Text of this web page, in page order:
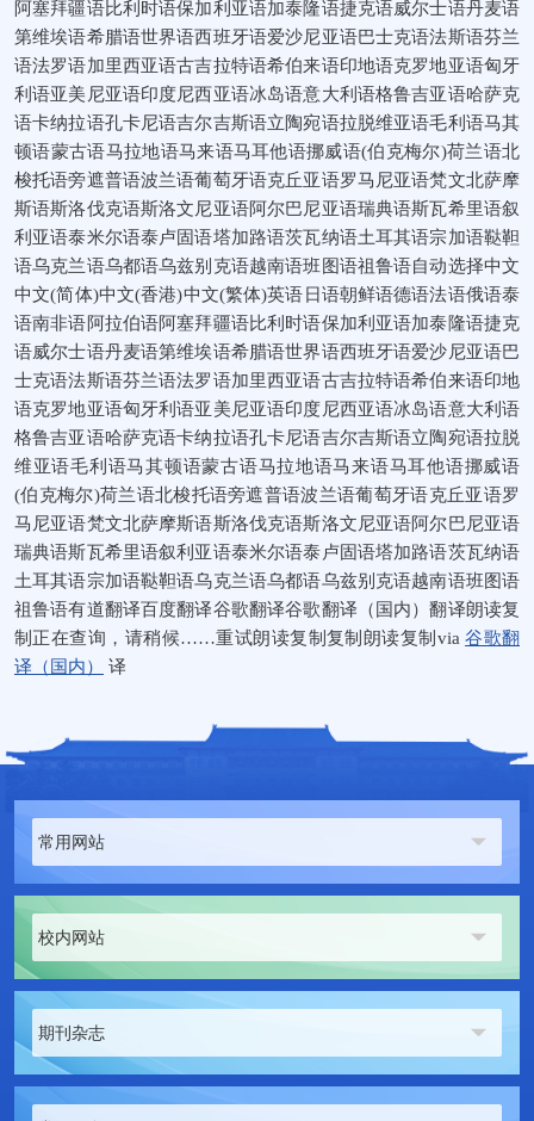
阿塞拜疆语比利时语保加利亚语加泰隆语捷克语威尔士语丹麦语
第维埃语希腊语世界语西班牙语爱沙尼亚语巴士克语法斯语芬兰
语法罗语加里西亚语古吉拉特语希伯来语印地语克罗地亚语匈牙
利语亚美尼亚语印度尼西亚语冰岛语意大利语格鲁吉亚语哈萨克
语卡纳拉语孔卡尼语吉尔吉斯语立陶宛语拉脱维亚语毛利语马其
顿语蒙古语马拉地语马来语马耳他语挪威语(伯克梅尔)荷兰语北
梭托语旁遮普语波兰语葡萄牙语克丘亚语罗马尼亚语梵文北萨摩
斯语斯洛伐克语斯洛文尼亚语阿尔巴尼亚语瑞典语斯瓦希里语叙
利亚语泰米尔语泰卢固语塔加路语茨瓦纳语土耳其语宗加语鞑靼
语乌克兰语乌都语乌兹别克语越南语班图语祖鲁语自动选择中文
中文(简体)中文(香港)中文(繁体)英语日语朝鲜语德语法语俄语泰
语南非语阿拉伯语阿塞拜疆语比利时语保加利亚语加泰隆语捷克
语威尔士语丹麦语第维埃语希腊语世界语西班牙语爱沙尼亚语巴
士克语法斯语芬兰语法罗语加里西亚语古吉拉特语希伯来语印地
语克罗地亚语匈牙利语亚美尼亚语印度尼西亚语冰岛语意大利语
格鲁吉亚语哈萨克语卡纳拉语孔卡尼语吉尔吉斯语立陶宛语拉脱
维亚语毛利语马其顿语蒙古语马拉地语马来语马耳他语挪威语
(伯克梅尔)荷兰语北梭托语旁遮普语波兰语葡萄牙语克丘亚语罗
马尼亚语梵文北萨摩斯语斯洛伐克语斯洛文尼亚语阿尔巴尼亚语
瑞典语斯瓦希里语叙利亚语泰米尔语泰卢固语塔加路语茨瓦纳语
土耳其语宗加语鞑靼语乌克兰语乌都语乌兹别克语越南语班图语
祖鲁语有道翻译百度翻译谷歌翻译谷歌翻译（国内）翻译朗读复
制正在查询，请稍候……重试朗读复制复制朗读复制via谷歌翻
译（国内）
译
常用网站
校内网站
期刊杂志